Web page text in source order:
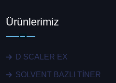
Ürünlerimiz
D SCALER EX
SOLVENT BAZLI TİNER